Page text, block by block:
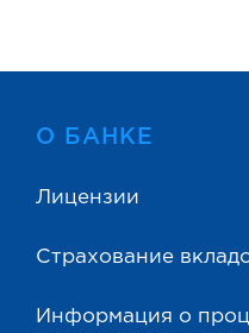
О БАНКЕ
Лицензии
Страхование
Информация о